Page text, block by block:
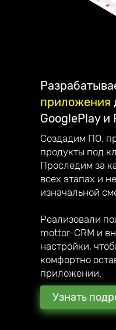
приложения
GooglePlay и
Создадим ПО,
продукты под
Проследим за
всех этапах и
изначальной
Реализовали
mottor-CRM и
настройки,
комфортно
приложении.
Узнать